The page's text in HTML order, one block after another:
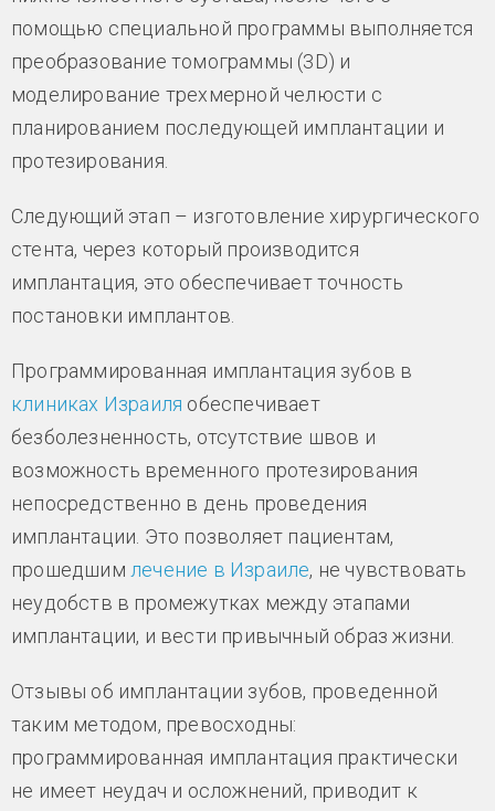
помощью специальной программы выполняется
преобразование томограммы (3D) и
моделирование трехмерной челюсти с
планированием последующей имплантации и
протезирования.
Следующий этап – изготовление хирургического
стента, через который производится
имплантация, это обеспечивает точность
постановки имплантов.
Программированная имплантация зубов в
клиниках Израиля обеспечивает
безболезненность, отсутствие швов и
возможность временного протезирования
непосредственно в день проведения
имплантации. Это позволяет пациентам,
прошедшим лечение в Израиле, не чувствовать
неудобств в промежутках между этапами
имплантации, и вести привычный образ жизни.
Отзывы об имплантации зубов, проведенной
таким методом, превосходны:
программированная имплантация практически
не имеет неудач и осложнений, приводит к